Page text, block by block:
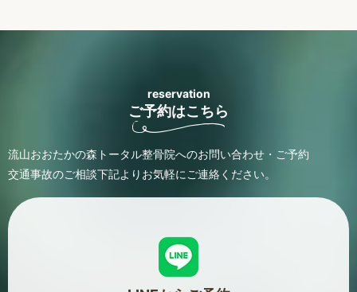
reservation
ご予約はこちら
流山おおたかの森トータル整骨院へのお問い合わせ・ご予約
交通事故のご相談下記よりお気軽にご連絡ください。